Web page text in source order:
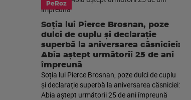
PeRoz
Soția lui Pierce Brosnan, poze
dulci de cuplu și declarație
superbă la aniversarea căsniciei:
Abia aștept următorii 25 de ani
împreună
Soția lui Pierce Brosnan, poze dulci de cuplu
și declarație superbă la aniversarea căsniciei:
Abia aștept următorii 25 de ani împreună